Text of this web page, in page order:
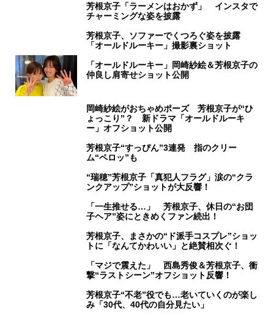
芳根京子「ラーメンはおかず」 インスタで
チャーミングな姿を披露
芳根京子、ソファーでくつろぐ姿を披露
「オールドルーキー」撮影裏ショット
「オールドルーキー」岡崎紗絵＆芳根京子の
仲良し肩寄せショット公開
岡崎紗絵がおちゃめポーズ 芳根京子が“ひ
ょっこり”？ 新ドラマ「オールドルーキ
ー」オフショット公開
芳根京子“すっぴん”3連発 指のクリー
ム“ペロッ”も
“瑞穂”芳根京子「真犯人フラグ」涙の“クラ
ンクアップ”ショットが大反響！
「一生推せる…」 芳根京子、休日の“お団
子ヘア”姿にときめくファン続出！
芳根京子、まさかの“ド派手コスプレ”ショッ
トに「なんてかわいい」と絶賛相次ぐ！
「マジで震えた」 西島秀俊＆芳根京子、衝
撃“ラストシーン”オフショット反響！
芳根京子“不老”役でも…老いていくのが楽し
み「30代、40代の自分見たい」